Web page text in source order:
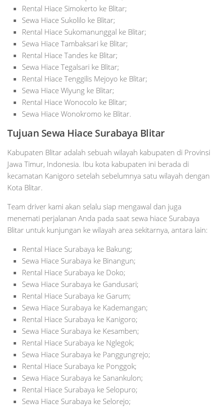
Rental Hiace Simokerto ke Blitar;
Sewa Hiace Sukolilo ke Blitar;
Rental Hiace Sukomanunggal ke Blitar;
Sewa Hiace Tambaksari ke Blitar;
Rental Hiace Tandes ke Blitar;
Sewa Hiace Tegalsari ke Blitar;
Rental Hiace Tenggilis Mejoyo ke Blitar;
Sewa Hiace Wiyung ke Blitar;
Rental Hiace Wonocolo ke Blitar;
Sewa Hiace Wonokromo ke Blitar.
Tujuan Sewa Hiace Surabaya Blitar
Kabupaten Blitar adalah sebuah wilayah kabupaten di Provinsi
Jawa Timur, Indonesia. Ibu kota kabupaten ini berada di
kecamatan Kanigoro setelah sebelumnya satu wilayah dengan
Kota Blitar.
Team driver kami akan selalu siap mengawal dan juga
menemati perjalanan Anda pada saat sewa hiace Surabaya
Blitar untuk kunjungan ke wilayah area sekitarnya, antara lain:
Rental Hiace Surabaya ke Bakung;
Sewa Hiace Surabaya ke Binangun;
Rental Hiace Surabaya ke Doko;
Sewa Hiace Surabaya ke Gandusari;
Rental Hiace Surabaya ke Garum;
Sewa Hiace Surabaya ke Kademangan;
Rental Hiace Surabaya ke Kanigoro;
Sewa Hiace Surabaya ke Kesamben;
Rental Hiace Surabaya ke Nglegok;
Sewa Hiace Surabaya ke Panggungrejo;
Rental Hiace Surabaya ke Ponggok;
Sewa Hiace Surabaya ke Sanankulon;
Rental Hiace Surabaya ke Selopuro;
Sewa Hiace Surabaya ke Selorejo;